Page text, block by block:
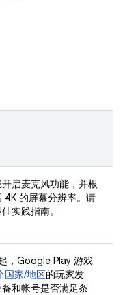
启麦克风功能，并根
4K 的屏幕分辨率。请
实践指南。
，Google Play 游戏
国家/地区的玩家发
和帐号是否满足条